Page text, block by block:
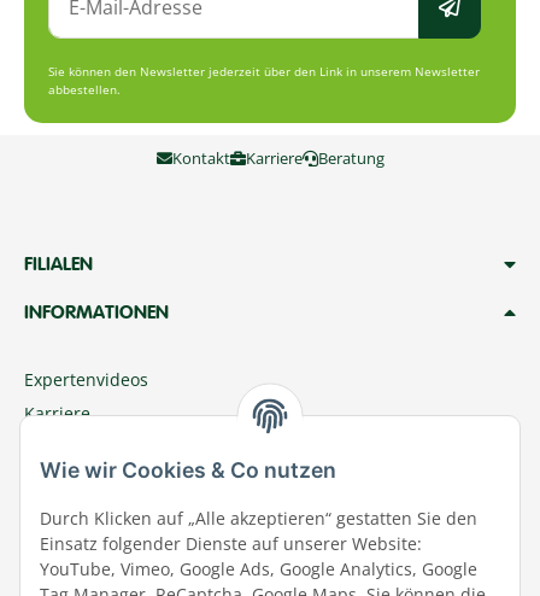
Sie können den Newsletter jederzeit über den Link in unserem Newsletter
abbestellen.
Kontakt Karriere Beratung
FILIALEN
INFORMATIONEN
Expertenvideos
Karriere
Zu Megazoo Shop wechseln
Sommeraktion
Terminal
Tierwohl
Wie wir Cookies & Co nutzen
Durch Klicken auf „Alle akzeptieren“ gestatten Sie den
Einsatz folgender Dienste auf unserer Website:
YouTube, Vimeo, Google Ads, Google Analytics, Google